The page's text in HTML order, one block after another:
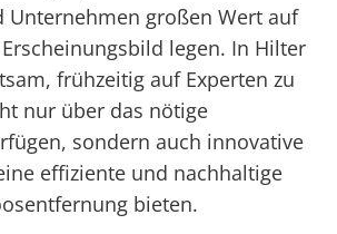
Unternehmen großen Wert auf
legen. In Hilter
frühzeitig auf Experten zu
nur über das nötige
sondern auch innovative
effiziente und nachhaltige
bieten.